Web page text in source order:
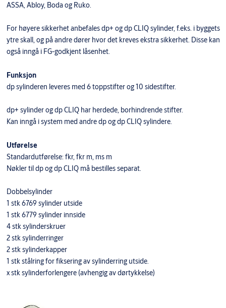
ASSA, Abloy, Boda og Ruko.
For høyere sikkerhet anbefales dp+ og dp CLIQ sylinder, f.eks. i byggets
ytre skall, og på andre dører hvor det kreves ekstra sikkerhet. Disse kan
også inngå i FG-godkjent låsenhet.
Funksjon
dp sylinderen leveres med 6 toppstifter og 10 sidestifter.
dp+ sylinder og dp CLIQ har herdede, borhindrende stifter.
Kan inngå i system med andre dp og dp CLIQ sylindere.
Utførelse
Standardutførelse: fkr, fkr m, ms m
Nøkler til dp og dp CLIQ må bestilles separat.
Dobbelsylinder
1 stk 6769 sylinder utside
1 stk 6779 sylinder innside
4 stk sylinderskruer
2 stk sylinderringer
2 stk sylinderkapper
1 stk stålring for fiksering av sylinderring utside.
x stk sylinderforlengere (avhengig av dørtykkelse)